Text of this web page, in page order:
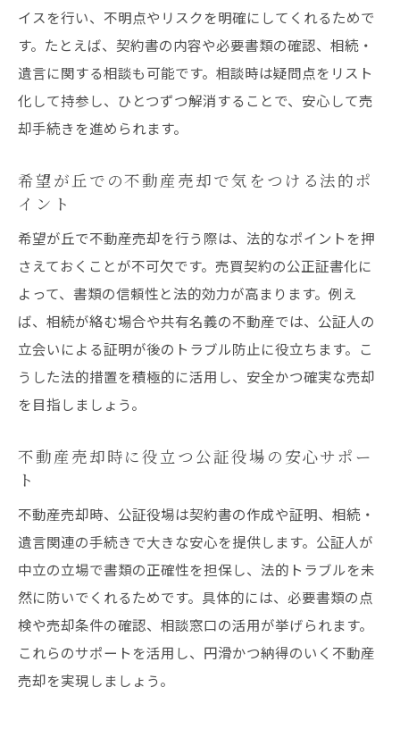
イスを行い、不明点やリスクを明確にしてくれるためで
す。たとえば、契約書の内容や必要書類の確認、相続・
遺言に関する相談も可能です。相談時は疑問点をリスト
化して持参し、ひとつずつ解消することで、安心して売
却手続きを進められます。
希望が丘での不動産売却で気をつける法的ポ
イント
希望が丘で不動産売却を行う際は、法的なポイントを押
さえておくことが不可欠です。売買契約の公正証書化に
よって、書類の信頼性と法的効力が高まります。例え
ば、相続が絡む場合や共有名義の不動産では、公証人の
立会いによる証明が後のトラブル防止に役立ちます。こ
うした法的措置を積極的に活用し、安全かつ確実な売却
を目指しましょう。
不動産売却時に役立つ公証役場の安心サポー
ト
不動産売却時、公証役場は契約書の作成や証明、相続・
遺言関連の手続きで大きな安心を提供します。公証人が
中立の立場で書類の正確性を担保し、法的トラブルを未
然に防いでくれるためです。具体的には、必要書類の点
検や売却条件の確認、相談窓口の活用が挙げられます。
これらのサポートを活用し、円滑かつ納得のいく不動産
売却を実現しましょう。